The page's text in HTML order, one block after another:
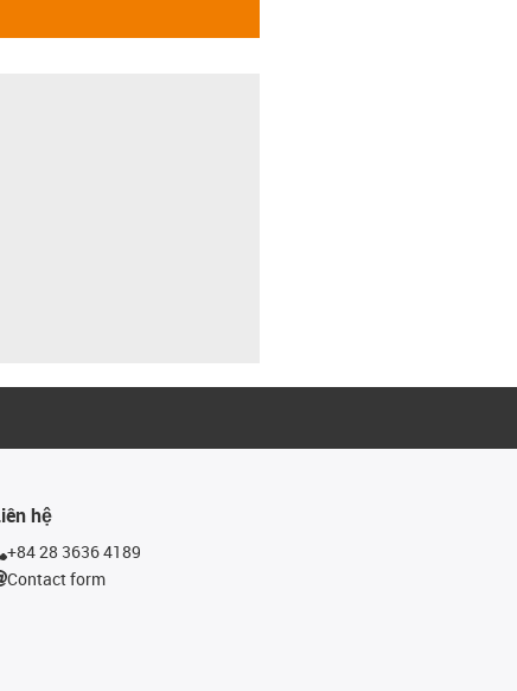
hệ
+84 28 3636 4189
Contact form